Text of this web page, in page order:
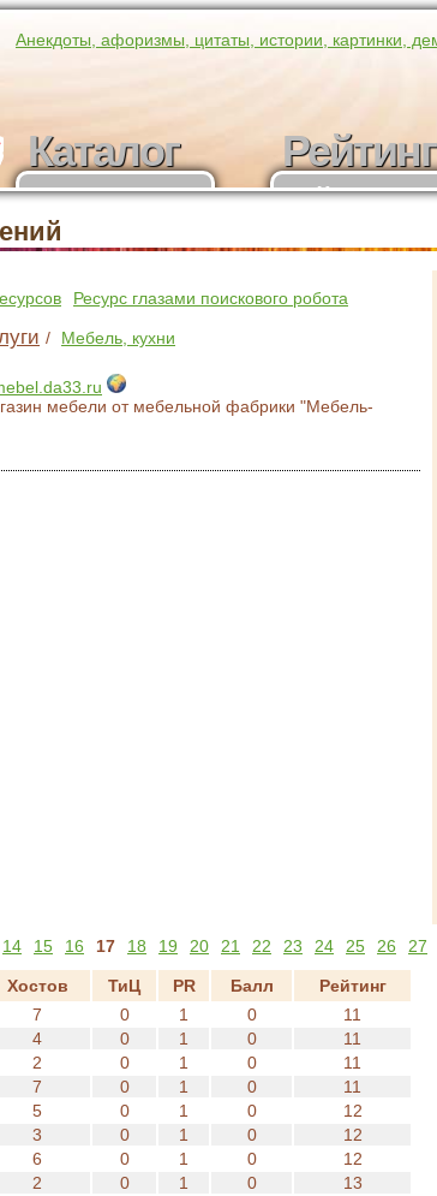
Анекдоты, афоризмы, цитаты, истории, картинки,
Каталог
Каталог
участников
Рейтинг
Рейтинг
Ресурс глазами поискового робота
/ Мебель, кухни
мебели от мебельной фабрики "Мебель-
14 15 16 17 18 19 20 21 22 23 24 25 26 27
Хостов ТиЦ PR Балл
Рейтинг
7 0 1 0
11
4 0 1 0
11
2 0 1 0
11
7 0 1 0
11
5 0 1 0
12
3 0 1 0
12
6 0 1 0
12
2 0 1 0
13